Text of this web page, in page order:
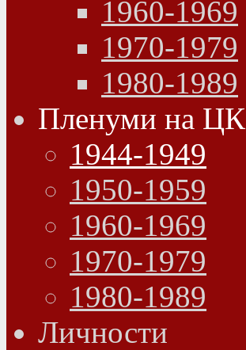
1960-1969
1970-1979
1980-1989
Пленуми на ЦК
1944-1949
1950-1959
1960-1969
1970-1979
1980-1989
Личности